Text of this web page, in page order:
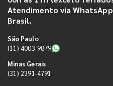
Atendimento via
Brasil.
São Paulo
(11) 4003-9879
Minas Gerais
(31) 2391-4791